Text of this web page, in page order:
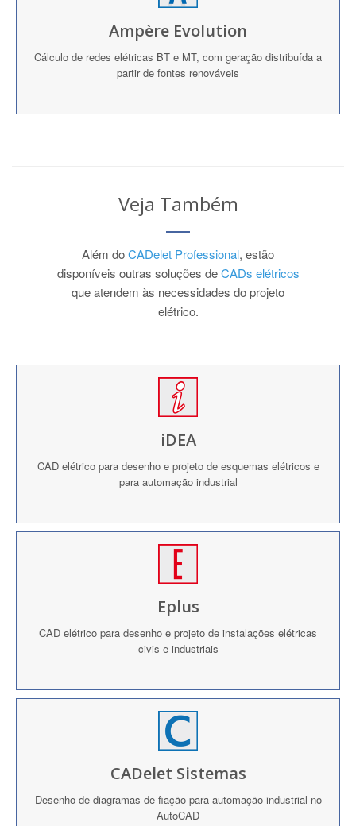
Ampère Evolution
Cálculo de redes elétricas BT e MT, com geração distribuída a
partir de fontes renováveis
Veja Também
Além doCADelet Professional, estão
disponíveis outras soluções deCADs elétricos
que atendem às necessidades do projeto
elétrico.
iDEA
CAD elétrico para desenho e projeto de esquemas elétricos e
para automação industrial
Eplus
CAD elétrico para desenho e projeto de instalações elétricas
civis e industriais
CADelet Sistemas
Desenho de diagramas de fiação para automação industrial no
AutoCAD